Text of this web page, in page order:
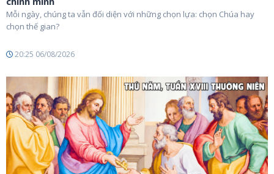
Mỗi ngày, chúng ta vẫn đối diện với những chọn lựa: chọn Chúa hay
chọn thế gian?
20:25 06/08/2026